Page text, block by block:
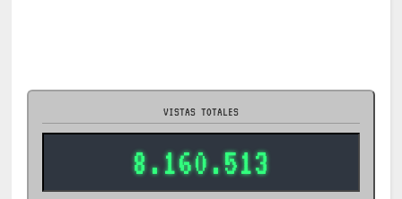
VISTAS TOTALES
8.160.513